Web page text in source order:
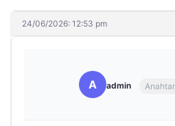
24/06/2026: 12:53 pm
A admin